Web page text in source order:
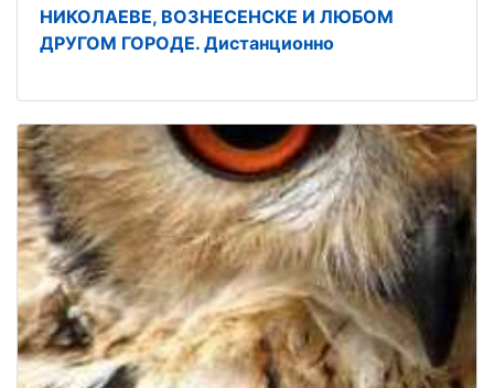
НИКОЛАЕВЕ, ВОЗНЕСЕНСКЕ И ЛЮБОМ
ДРУГОМ ГОРОДЕ. Дистанционно